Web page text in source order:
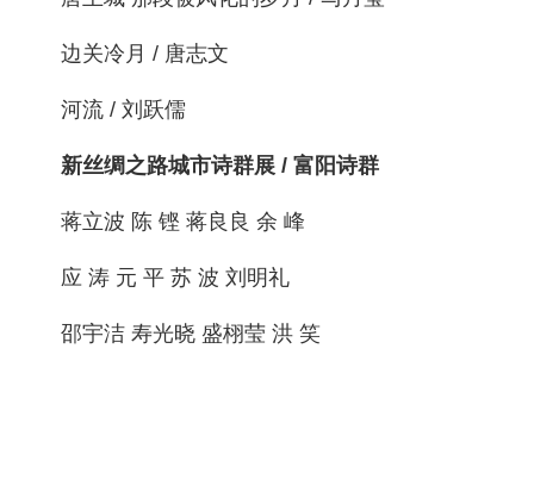
边关冷月 / 唐志文
河流 / 刘跃儒
新丝绸之路城市诗群展 / 富阳诗群
蒋立波 陈 铿 蒋良良 余 峰
应 涛 元 平 苏 波 刘明礼
邵宇洁 寿光晓 盛栩莹 洪 笑